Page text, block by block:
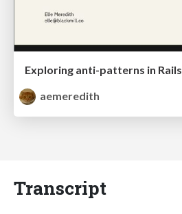
Exploring anti-patterns in Rails
aemeredith
Transcript